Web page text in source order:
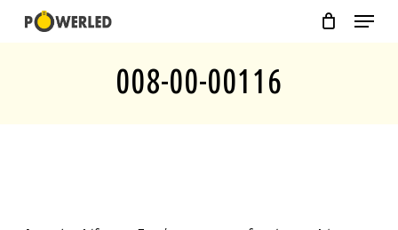
Menu
008-00-00116